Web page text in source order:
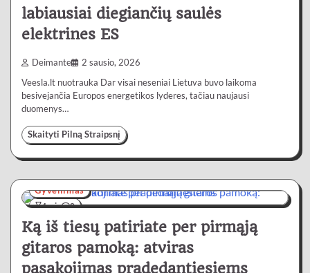
labiausiai diegiančių saulės
elektrines ES
Deimante 2 sausio, 2026
Veesla.lt nuotrauka Dar visai neseniai Lietuva buvo laikoma
besivejančia Europos energetikos lyderes, tačiau naujausi
duomenys…
Skaityti Pilną Straipsnį
4 min 0
Gyvenimas
Ką iš tiesų patiriate per pirmąją
gitaros pamoką: atviras
pasakojimas pradedantiesiems